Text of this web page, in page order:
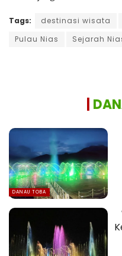
Tags: destinasi wisata
Pulau Nias
Sejarah
DANAU TOBA